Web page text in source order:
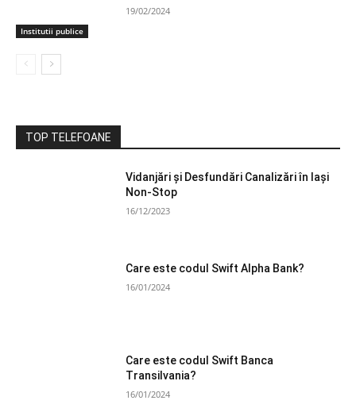
Institutii publice
19/02/2024
TOP TELEFOANE
Vidanjări și Desfundări Canalizări în Iași
Non-Stop
16/12/2023
Care este codul Swift Alpha Bank?
16/01/2024
Care este codul Swift Banca
Transilvania?
16/01/2024